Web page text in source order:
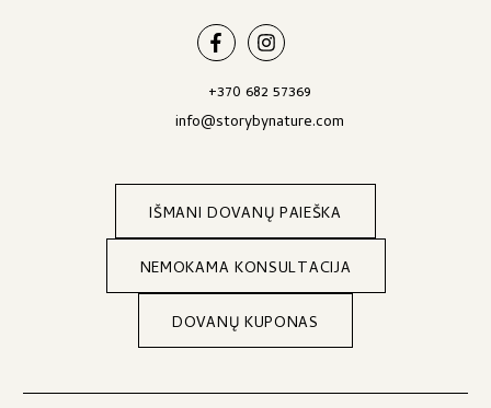
+370 682 57369
info@storybynature.com
IŠMANI DOVANŲ PAIEŠKA
NEMOKAMA KONSULTACIJA
DOVANŲ KUPONAS